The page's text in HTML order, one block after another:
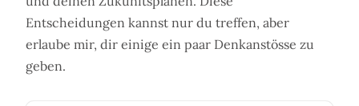
Entscheidungen kannst nur du treffen, aber
erlaube mir, dir einige ein paar Denkanstösse zu
geben.